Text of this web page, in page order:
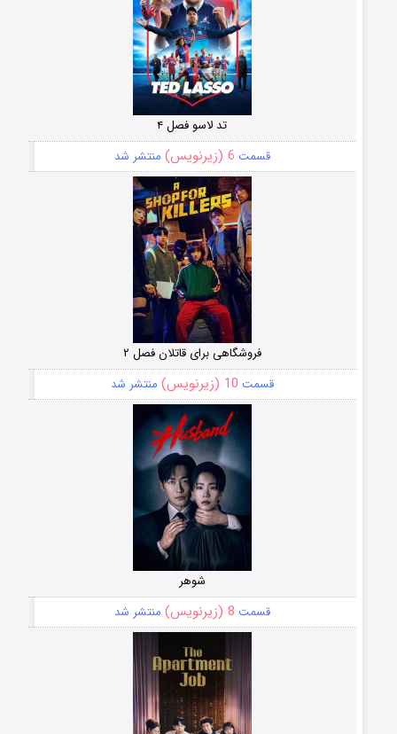
تد لاسو فصل ۴
قسمت 6 (زیرنویس) منتشر شد
فروشگاهی برای قاتلان فصل ۲
قسمت 10 (زیرنویس) منتشر شد
شوهر
قسمت 8 (زیرنویس) منتشر شد